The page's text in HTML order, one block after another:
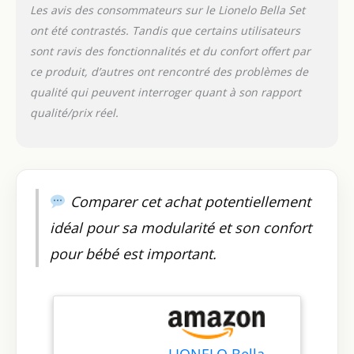
dans n'importe quelle
position sans avoir à
le déplacer CONFORT
: le produit dispose
de 5 options de
réglage de la vitesse
dans les bras des
parents. De plus,
vous n'avez pas
besoin d'être tout le
temps juste à côté de
contrôle se fait par
une télécommande
en plus du panneau
de commande
Les avis des consommateurs sur le Lionelo Bella Set
ont été contrastés. Tandis que certains utilisateurs
sont ravis des fonctionnalités et du confort offert par
ce produit, d’autres ont rencontré des problèmes de
qualité qui peuvent interroger quant à son rapport
qualité/prix réel.
Comparer cet achat potentiellement
idéal pour sa modularité et son confort
pour bébé est important.